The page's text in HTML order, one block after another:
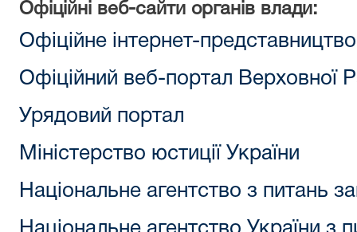
Офіційні веб-сайти органів влади:
Офіційне інтернет-
Офіційний веб-портал Верховної
Урядовий портал
Міністерство юстиції України
Національне агентство з питань